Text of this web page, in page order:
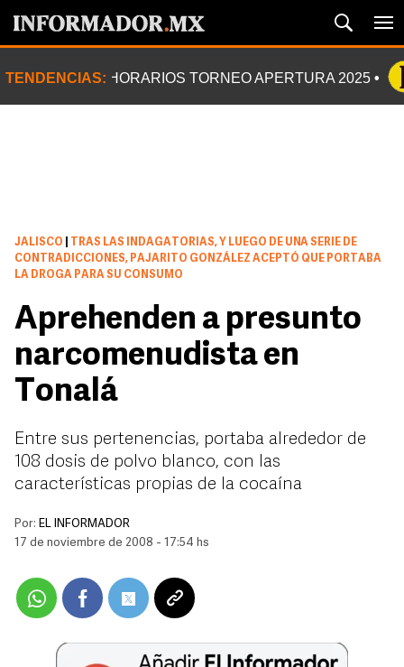
TENDENCIAS: HORARIOS TORNEO APERTURA 2025
JALISCO
TRAS LAS INDAGATORIAS, Y LUEGO DE UNA SERIE DE
CONTRADICCIONES, PAJARITO GONZÁLEZ ACEPTÓ QUE PORTABA
LA DROGA PARA SU CONSUMO
Aprehenden a presunto
narcomenudista en
Tonalá
Entre sus pertenencias, portaba alrededor de
108 dosis de polvo blanco, con las
características propias de la cocaína
Por: EL INFORMADOR
17 de noviembre de 2008 - 17:54 hs